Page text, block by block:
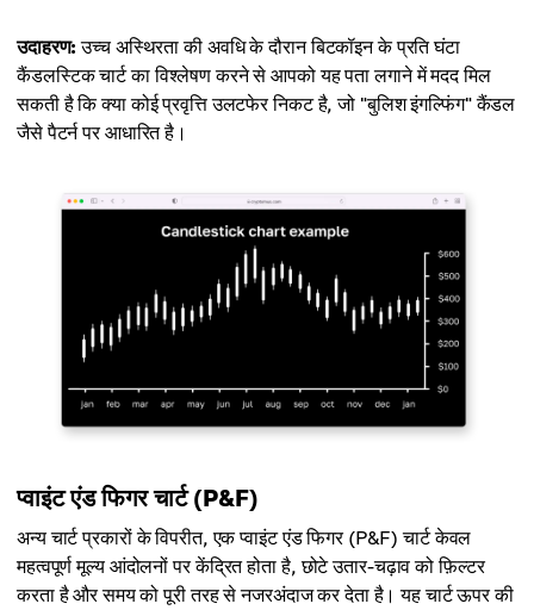
उदाहरण: उच्च अस्थिरता की अवधि के दौरान बिटकॉइन के प्रति घंटा
कैंडलस्टिक चार्ट का विश्लेषण करने से आपको यह पता लगाने में मदद मिल
सकती है कि क्या कोई प्रवृत्ति उलटफेर निकट है, जो "बुलिश इंगल्फिंग" कैंडल
जैसे पैटर्न पर आधारित है।
प्वाइंट एंड फिगर चार्ट (P&F)
अन्य चार्ट प्रकारों के विपरीत, एक प्वाइंट एंड फिगर (P&F) चार्ट केवल
महत्वपूर्ण मूल्य आंदोलनों पर केंद्रित होता है, छोटे उतार-चढ़ाव को फ़िल्टर
करता है और समय को पूरी तरह से नजरअंदाज कर देता है। यह चार्ट ऊपर की